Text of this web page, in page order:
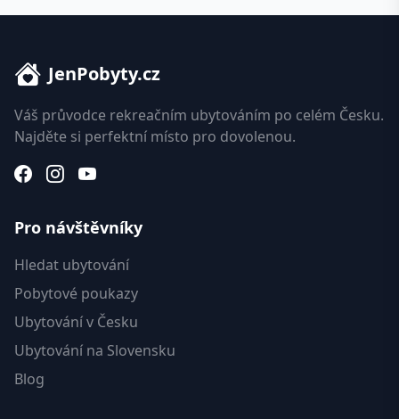
JenPobyty.cz
Váš průvodce rekreačním ubytováním po celém Česku.
Najděte si perfektní místo pro dovolenou.
Pro návštěvníky
Hledat ubytování
Pobytové poukazy
Ubytování v Česku
Ubytování na Slovensku
Blog